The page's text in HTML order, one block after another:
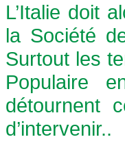
L’Italie doit
la Société
Surtout les
Populaire
détournent
d’intervenir..